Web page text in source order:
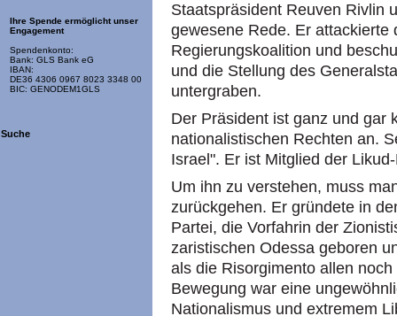
Ihre Spende ermöglicht unser
Engagement
Spendenkonto:
Bank: GLS Bank eG
IBAN:
DE36 4306 0967 8023 3348 00
BIC: GENODEM1GLS
Suche
Staatspräsident Reuven Rivlin
gewesene Rede. Er attackierte
Regierungskoalition und
und die Stellung des
untergraben.
Der Präsident ist ganz und gar
nationalistischen Rechten an.
Israel". Er ist Mitglied der
Um ihn zu verstehen, muss
zurückgehen. Er gründete in
Partei, die Vorfahrin der
zaristischen Odessa geboren
als die Risorgimento allen
Bewegung war eine
Nationalismus und extremem